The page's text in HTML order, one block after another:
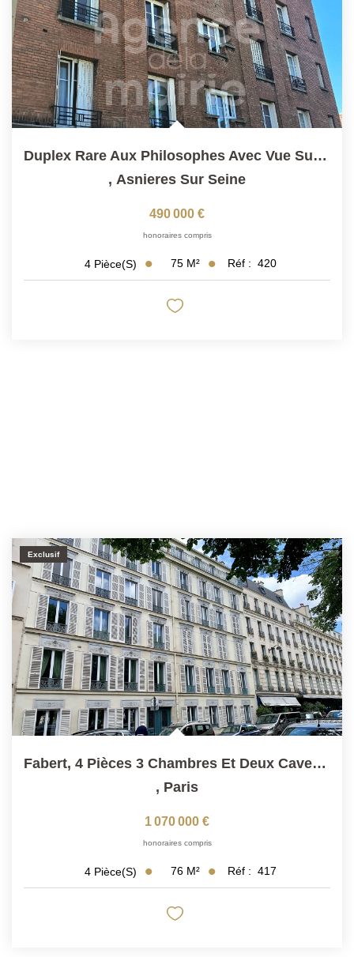
Duplex Rare Aux Philosophes Avec Vue Sur Le Square Joffre
, Asnieres Sur Seine
490 000 €
honoraires compris
4 Pièce(s) 75 M² Réf : 420
Exclusif
Fabert, 4 Pièces 3 Chambres Et Deux Caves En Étage
, Paris
1 070 000 €
honoraires compris
4 Pièce(s) 76 M² Réf : 417